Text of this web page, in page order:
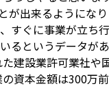
が出来るようにな
すぐに事業が立ち
るというデータが
建設業許可業社
資本金額は300万